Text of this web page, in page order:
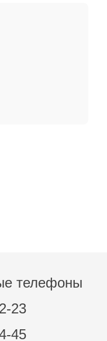
телефоны
23
45